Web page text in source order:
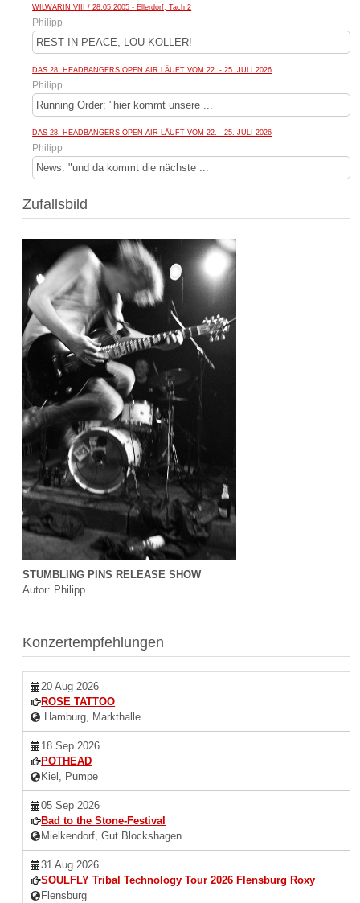
WILWARIN VIII / 28.05.2005 - Ellerdorf, Tach 2
Philipp
REST IN PEACE, LOU KOLLER!
DAS 28. HEADBANGERS OPEN AIR LÄUFT VOM 22. - 25. JULI 2026
Philipp
Running Order: "hier kommt unsere ...
DAS 28. HEADBANGERS OPEN AIR LÄUFT VOM 22. - 25. JULI 2026
Philipp
News: "und da kommt die nächste ...
Zufallsbild
STUMBLING PINS RELEASE SHOW
Autor: Philipp
Konzertempfehlungen
20 Aug 2026
ROSE TATTOO
Hamburg, Markthalle
18 Sep 2026
POTHEAD
Kiel, Pumpe
05 Sep 2026
Bad to the Stone-Festival
Mielkendorf, Gut Blockshagen
31 Aug 2026
SOULFLY Tribal Technology Tour 2026 Flensburg Roxy
Flensburg